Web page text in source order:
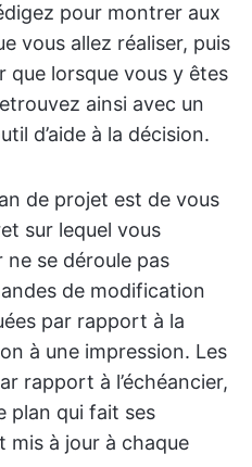
pour montrer aux
vous allez réaliser, puis
que lorsque vous y êtes
ainsi avec un
d’aide à la décision.
de projet est de vous
sur lequel vous
ne se déroule pas
de modification
par rapport à la
à une impression. Les
rapport à l’échéancier,
plan qui fait ses
mis à jour à chaque